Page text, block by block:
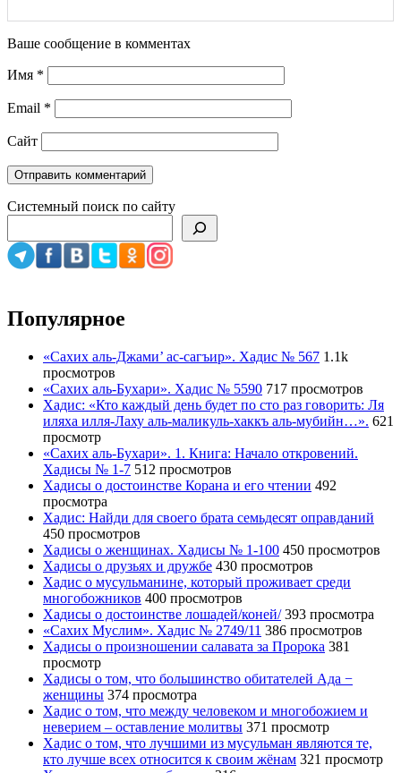
Ваше сообщение в комментах
Имя *
Email *
Сайт
Системный поиск по сайту
Популярное
«Сахих аль-Джами’ ас-сагъир». Хадис № 567 1.1k
просмотров
«Сахих аль-Бухари». Хадис № 5590 717 просмотров
Хадис: «Кто каждый день будет по сто раз говорить: Ля
иляха илля-Лаху аль-маликуль-хаккъ аль-мубийн…». 621
просмотр
«Сахих аль-Бухари». 1. Книга: Начало откровений.
Хадисы № 1-7 512 просмотров
Хадисы о достоинстве Корана и его чтении 492
просмотра
Хадис: Найди для своего брата семьдесят оправданий
450 просмотров
Хадисы о женщинах. Хадисы № 1-100 450 просмотров
Хадисы о друзьях и дружбе 430 просмотров
Хадис о мусульманине, который проживает среди
многобожников 400 просмотров
Хадисы о достоинстве лошадей/коней/ 393 просмотра
«Сахих Муслим». Хадис № 2749/11 386 просмотров
Хадисы о произношении салавата за Пророка 381
просмотр
Хадисы о том, что большинство обитателей Ада −
женщины 374 просмотра
Хадис о том, что между человеком и многобожием и
неверием – оставление молитвы 371 просмотр
Хадис о том, что лучшими из мусульман являются те,
кто лучше всех относится к своим жёнам 321 просмотр